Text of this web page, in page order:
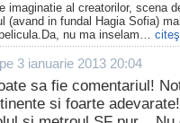
imaginatie al creatorilor, scena
(avand in fundal Hagia Sofia)
nu ma inselam…
pe 3 ianuarie 2013 20:04
sa fie comentariul!
si foarte